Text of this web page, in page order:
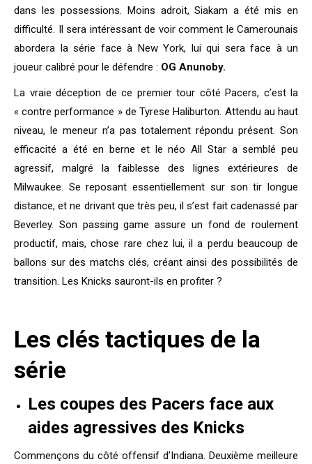
dans les possessions. Moins adroit, Siakam a été mis en
difficulté. Il sera intéressant de voir comment le Camerounais
abordera la série face à New York, lui qui sera face à un
joueur calibré pour le défendre : OG Anunoby.
La vraie déception de ce premier tour côté Pacers, c’est la
« contre performance » de Tyrese Haliburton. Attendu au haut
niveau, le meneur n’a pas totalement répondu présent. Son
efficacité a été en berne et le néo All Star a semblé peu
agressif, malgré la faiblesse des lignes extérieures de
Milwaukee. Se reposant essentiellement sur son tir longue
distance, et ne drivant que très peu, il s’est fait cadenassé par
Beverley. Son passing game assure un fond de roulement
productif, mais, chose rare chez lui, il a perdu beaucoup de
ballons sur des matchs clés, créant ainsi des possibilités de
transition. Les Knicks sauront-ils en profiter ?
Les clés tactiques de la
série
Les coupes des Pacers face aux
aides agressives des Knicks
Commençons du côté offensif d’Indiana. Deuxième meilleure